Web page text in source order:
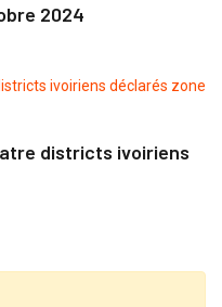
2024
districts ivoiriens